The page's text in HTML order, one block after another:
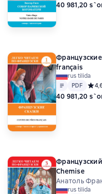
40 981,20
français
rus tilida
Matn
PDF
PDF
40 981,20
Chemise
Анатоль
rus tilida